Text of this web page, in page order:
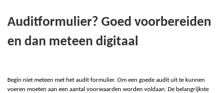
Auditformulier? Goed voorbereiden
en dan meteen digitaal
Begin niet meteen met het audit formulier. Om een goede audit uit te kunnen
voeren moeten aan een aantal voorwaarden worden voldaan. De belangrijkste